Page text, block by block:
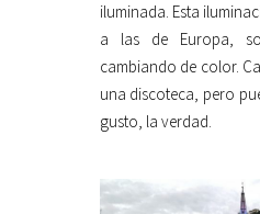
iluminada. Esta
a las de Europa,
cambiando de color.
una discoteca, pero
gusto, la verdad.